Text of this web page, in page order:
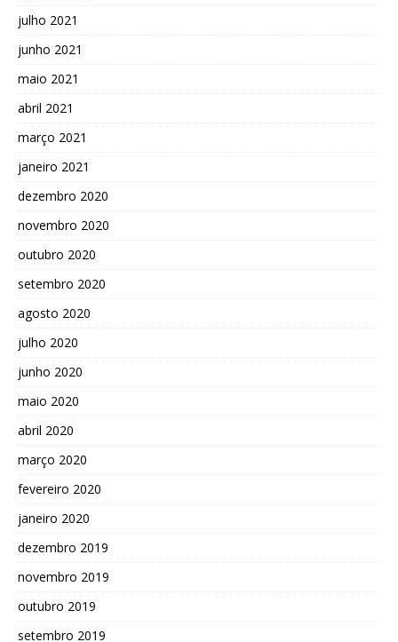
julho 2021
junho 2021
maio 2021
abril 2021
março 2021
janeiro 2021
dezembro 2020
novembro 2020
outubro 2020
setembro 2020
agosto 2020
julho 2020
junho 2020
maio 2020
abril 2020
março 2020
fevereiro 2020
janeiro 2020
dezembro 2019
novembro 2019
outubro 2019
setembro 2019